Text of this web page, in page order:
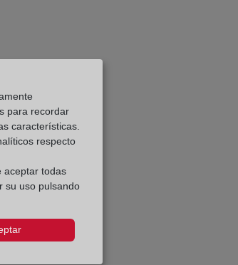
para recordar
características.
respecto
aceptar todas
su uso pulsando